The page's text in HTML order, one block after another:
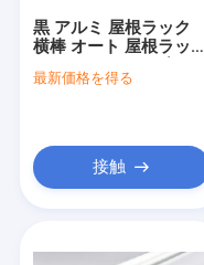
黒 アルミ 屋根ラック
横棒 オート 屋根ラック
最新価格を得る
接触